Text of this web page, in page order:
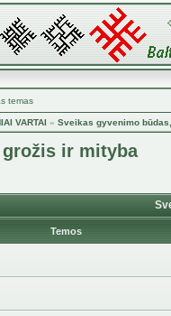
temas
VARTAI » Sveikas gyvenimo
ir mityba
Temos